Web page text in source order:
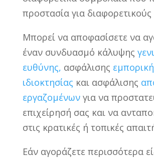
προστασία για διαφορετικούς
Μπορεί να αποφασίσετε να
έναν συνδυασμό κάλυψης
ευθύνης, ασφάλισης
ιδιοκτησίας και ασφάλισης
εργαζομένωνγια να
επιχείρησή σας και να
στις κρατικές ή τοπικές
Εάν αγοράζετε περισσότερα